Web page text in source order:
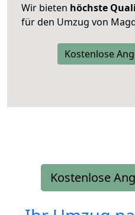
Wir bieten höchste
für den Umzug von
Kostenlose
Kostenlose